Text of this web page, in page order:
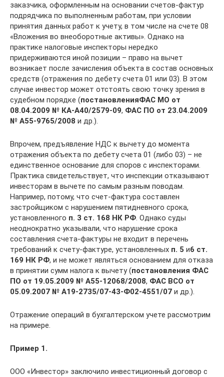
заказчика, оформленным на основании счетов‑фактур
подрядчика по выполненным работам, при условии
принятия данных работ к учету, в том числе на счете 08
«Вложения во внеоборотные активы». Однако на
практике налоговые инспекторы нередко
придерживаются иной позиции – право на вычет
возникает после зачисления объекта в состав основных
средств (отражения по дебету счета 01 или 03). В этом
случае инвестор может отстоять свою точку зрения в
судебном порядке (постановленияФАС МО от
08.04.2009 № КА-А40/2579-09, ФАС ПО от 23.04.2009
№ А55-9765/2008 и др.).
Впрочем, предъявление НДС к вычету до момента
отражения объекта по дебету счета 01 (либо 03) – не
единственное основание для споров с инспекторами.
Практика свидетельствует, что инспекции отказывают
инвесторам в вычете по самым разным поводам.
Например, потому, что счет-фактура составлен
застройщиком с нарушением пятидневного срока,
установленного п. 3 ст. 168 НК РФ. Однако суды
неоднократно указывали, что нарушение срока
составления счета-фактуры не входит в перечень
требований к счету-фактуре, установленных п. 5 и6 ст.
169 НК РФ, и не может являться основанием для отказа
в принятии сумм налога к вычету (постановления ФАС
ПО от 19.05.2009 № А55-12068/2008, ФАС ВСО от
05.09.2007 № А19-2735/07-43‑Ф02-4551/07 и др.).
Отражение операций в бухгалтерском учете рассмотрим
на примере.
Пример 1.
ООО «Инвестор» заключило инвестиционный договор с